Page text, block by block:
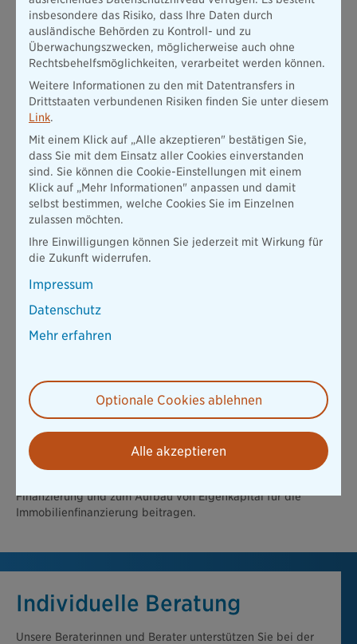
selbst genutzten Immobilie. Beiträge in einen Bausparvertrag
können staatlich gefördert werden, und zusätzlich gibt es
Zulagen und Steuervergünstigungen. Die geförderten Beträge
können dann für die Tilgung eines Bauspardarlehens
verwendet werden. Diese Förderung steht jedoch nur
bestimmten Personen zu, die rentenversicherungspflichtig
sind.
Wohnungsbauprämien
Die Wohnungsbauprämie ist eine staatliche Förderung, die
Bausparer unter bestimmten Voraussetzungen erhalten
können. Wer regelmäßig in einen Bausparvertrag einzahlt,
erhält eine Prämie auf diese Einzahlungen. Voraussetzung ist
ein bestimmtes Einkommen, das nicht überschritten werden
darf.
Arbeitnehmersparzulage
Die Arbeitnehmersparzulage ist eine weitere staatliche
einzahlen. Der Staat unterstützt dies mit einer Zulage auf die
eingezahlten Beträge. Diese Förderung soll Arbeitnehmern
helfen, Eigenkapital für den Erwerb von Wohneigentum
einkommensabhängig.
Diese staatlichen Förderungen stehen je nach persönlicher
Finanzierung und zum Aufbau von Eigenkapital für die
Immobilienfinanzierung beitragen.
Individuelle Beratung
Unsere Beraterinnen und Berater unterstützen Sie bei der
insbesondere das Risiko, dass Ihre Daten durch
ausländische Behörden zu Kontroll- und zu
Überwachungszwecken, möglicherweise auch ohne
Rechtsbehelfsmöglichkeiten, verarbeitet werden können.
Weitere Informationen zu den mit Datentransfers in
Drittstaaten verbundenen Risiken finden Sie unter diesem
Link.
Mit einem Klick auf „Alle akzeptieren" bestätigen Sie,
dass Sie mit dem Einsatz aller Cookies einverstanden
sind. Sie können die Cookie-Einstellungen mit einem
Klick auf „Mehr Informationen" anpassen und damit
selbst bestimmen, welche Cookies Sie im Einzelnen
zulassen möchten.
Ihre Einwilligungen können Sie jederzeit mit Wirkung für
die Zukunft widerrufen.
Impressum
Datenschutz
Mehr erfahren
Optionale Cookies ablehnen
Alle akzeptieren